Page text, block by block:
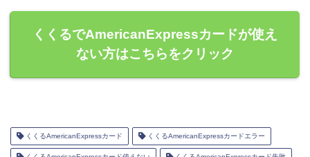
くくるでAmericanExpressカードが使え
ない方はこちらをクリック
くくるAmericanExpressカード くくるAmericanExpressカードエラー